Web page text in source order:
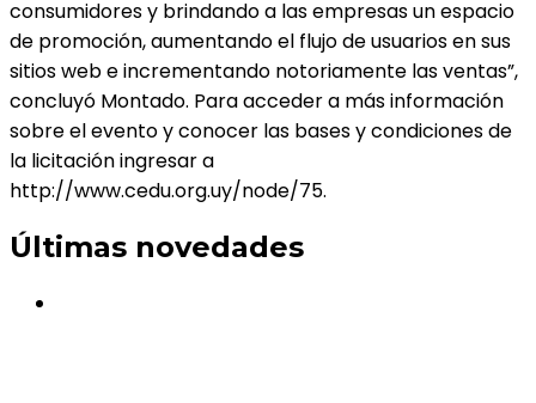
consumidores y brindando a las empresas un espacio
de promoción, aumentando el flujo de usuarios en sus
sitios web e incrementando notoriamente las ventas”,
concluyó Montado. Para acceder a más información
sobre el evento y conocer las bases y condiciones de
la licitación ingresar a
http://www.cedu.org.uy/node/75.
Últimas novedades